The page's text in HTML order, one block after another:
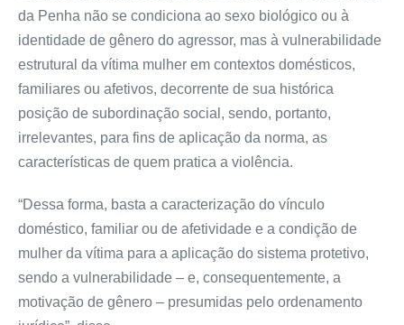
da Penha não se condiciona ao sexo biológico ou à
identidade de gênero do agressor, mas à vulnerabilidade
estrutural da vítima mulher em contextos domésticos,
familiares ou afetivos, decorrente de sua histórica
posição de subordinação social, sendo, portanto,
irrelevantes, para fins de aplicação da norma, as
características de quem pratica a violência.
“Dessa forma, basta a caracterização do vínculo
doméstico, familiar ou de afetividade e a condição de
mulher da vítima para a aplicação do sistema protetivo,
sendo a vulnerabilidade – e, consequentemente, a
motivação de gênero – presumidas pelo ordenamento